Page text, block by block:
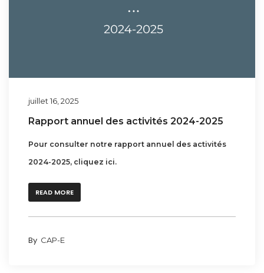
juillet 16, 2025
Rapport annuel des activités 2024-2025
Pour consulter notre rapport annuel des activités
2024-2025, cliquez ici.
READ MORE
By CAP-E